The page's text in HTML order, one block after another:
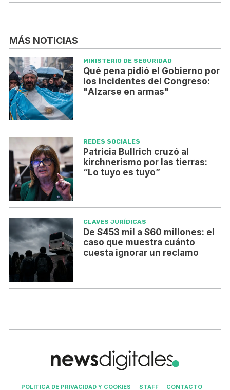
MÁS NOTICIAS
MINISTERIO DE SEGURIDAD
Qué pena pidió el Gobierno por
los incidentes del Congreso:
"Alzarse en armas"
REDES SOCIALES
Patricia Bullrich cruzó al
kirchnerismo por las tierras:
“Lo tuyo es tuyo”
CLAVES JURÍDICAS
De $453 mil a $60 millones: el
caso que muestra cuánto
cuesta ignorar un reclamo
POLITICA DE PRIVACIDAD Y COOKIES STAFF CONTACTO